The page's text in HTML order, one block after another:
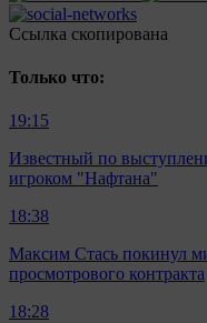
Ccылка скопирована
Только что:
19:15
Известный по
игроком "Нафтана"
18:38
Максим Стась покинул
просмотрового контракта
18:28